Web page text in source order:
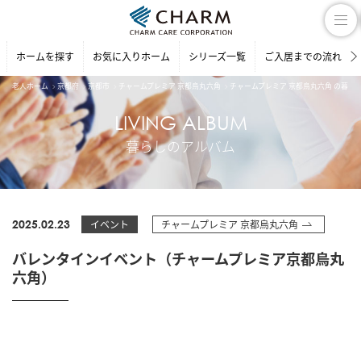
ホームを探す お気に入りホーム シリーズ一覧 ご入居までの流れ
老人ホーム 京都府 京都市 チャームプレミア 京都烏丸六角 チャームプレミア 京都烏丸六角 の暮ら
LIVING ALBUM
暮らしのアルバム
2025.02.23 イベント チャームプレミア 京都烏丸六角
バレンタインイベント（チャームプレミア京都烏丸
六角）